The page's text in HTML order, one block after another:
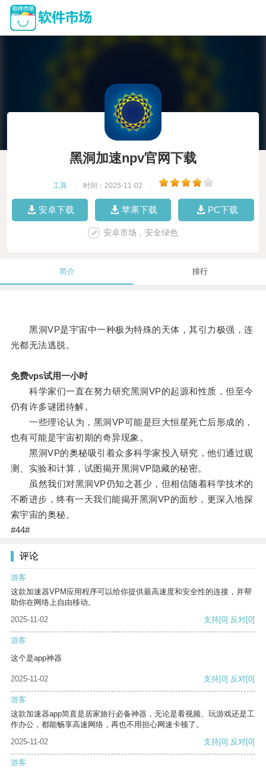
黑洞加速npv官网下载
工具 时间：2025-11-02
安卓下载 苹果下载 PC下载
安卓市场，安全绿色
简介 排行
黑洞VP是宇宙中一种极为特殊的天体，其引力极强，连
光都无法逃脱。
免费vps试用一小时
科学家们一直在努力研究黑洞VP的起源和性质，但至今
仍有许多谜团待解。
一些理论认为，黑洞VP可能是巨大恒星死亡后形成的，
也有可能是宇宙初期的奇异现象。
黑洞VP的奥秘吸引着众多科学家投入研究，他们通过观
测、实验和计算，试图揭开黑洞VP隐藏的秘密。
虽然我们对黑洞VP仍知之甚少，但相信随着科学技术的
不断进步，终有一天我们能揭开黑洞VP的面纱，更深入地探
索宇宙的奥秘。
#44#
评论
游客
这款加速器VPM应用程序可以给你提供最高速度和安全性的连接，并帮
助你在网络上自由移动。
2025-11-02
支持[0] 反对[0]
游客
这个是app神器
2025-11-02 支持[0] 反对[0]
游客
这款加速器app简直是居家旅行必备神器，无论是看视频、玩游戏还是工
作办公，都能畅享高速网络，再也不用担心网速卡顿了。
2025-11-02
支持[0] 反对[0]
游客